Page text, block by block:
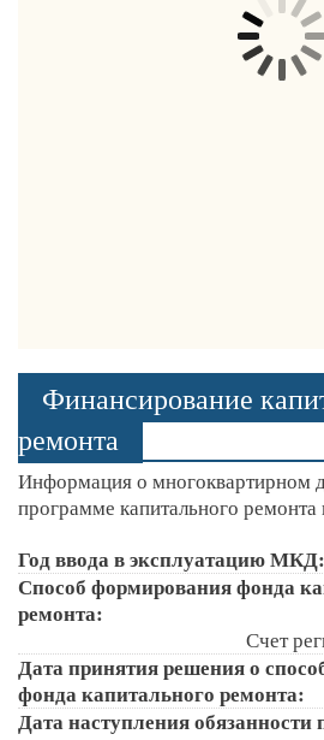
Финансирование
ремонта
Информация о многоквартирном
программе капитального
Год ввода в эксплуатацию МКД:
Способ формирования фонда
ремонта:
Счет
Дата принятия решения о
фонда капитального ремонта:
Дата наступления обязанности